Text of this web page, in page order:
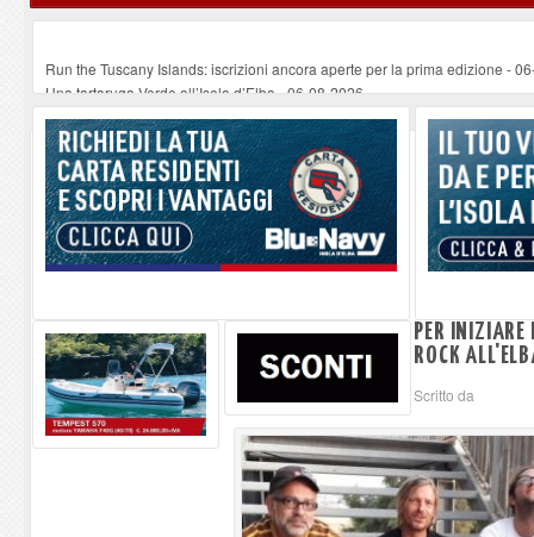
Run the Tuscany Islands: iscrizioni ancora aperte per la prima edizione -
Una tartaruga Verde all’Isola d’Elba-06-08-2026
Furgone in fiamme a Capoliveri, illeso il conducente-06-08-2026
Campo: chiusura della biblioteca comunale in occasione del Santo Patrono
A Carpani si apre la Festa di Liberazione: il programma della prima serata-
PER INIZIARE
ROCK
Scritto da